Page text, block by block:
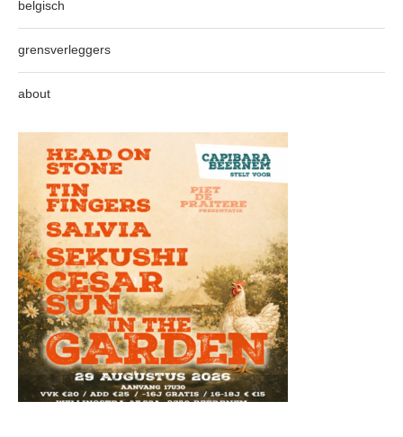
belgisch
grensverleggers
about